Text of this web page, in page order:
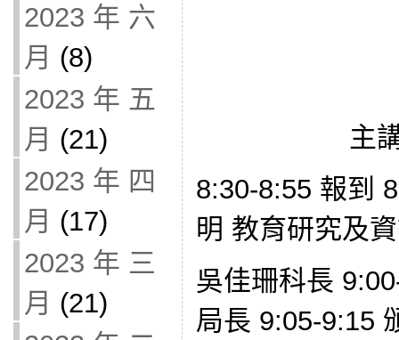
2023 年 六
月 (8)
2023 年 五
月 (21)
2023 年 四
月 (17)
2023 年 三
月 (21)
主
8:30-8:55 報到
明 教育研究及
吳佳珊科長
局長 9:05-9:15